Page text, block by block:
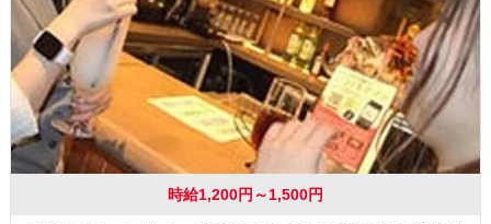
時給1,200円～1,500円